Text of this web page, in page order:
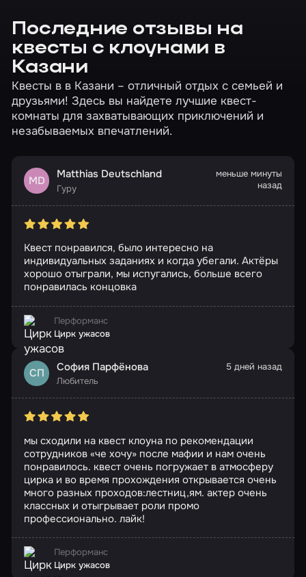
Последние отзывы на
квесты с клоунами в
Казани
Квесты в в Казани – отличный отдых с семьей и
друзьями! Здесь вы найдете лучшие квест-
комнаты для захватывающих приключений и
незабываемых впечатлений.
MD Matthias Deutschland
Гуру
меньше минуты
назад
Квест понравился, было интересно на
индивидуальных заданиях и когда убегали. Актёры
хорошо отыграли, мы испугались, больше всего
понравилась концовка
Перформанс
Цирк ужасов
СП София Парфёнова
Любитель
5 дней назад
мы сходили на квест клоуна по рекомендации
сотрудников «че хочу» после мафии и нам очень
понравилось. квест очень погружает в атмосферу
цирка и во время прохождения открывается очень
много разных проходов:лестниц,ям. актер очень
классных и отыгрывает роли промо
профессионально. лайк!
Перформанс
Цирк ужасов